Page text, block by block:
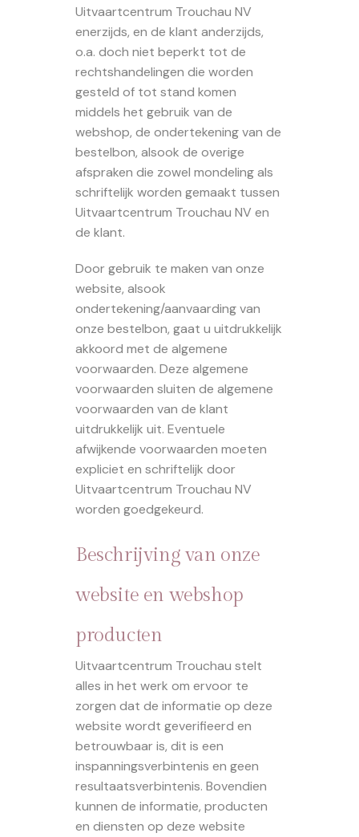
Uitvaartcentrum Trouchau NV
enerzijds, en de klant anderzijds,
o.a. doch niet beperkt tot de
rechtshandelingen die worden
gesteld of tot stand komen
middels het gebruik van de
webshop, de ondertekening van de
bestelbon, alsook de overige
afspraken die zowel mondeling als
schriftelijk worden gemaakt tussen
Uitvaartcentrum Trouchau NV en
de klant.
Door gebruik te maken van onze
website, alsook
ondertekening/aanvaarding van
onze bestelbon, gaat u uitdrukkelijk
akkoord met de algemene
voorwaarden. Deze algemene
voorwaarden sluiten de algemene
voorwaarden van de klant
uitdrukkelijk uit. Eventuele
afwijkende voorwaarden moeten
expliciet en schriftelijk door
Uitvaartcentrum Trouchau NV
worden goedgekeurd.
Beschrijving van onze
website en webshop
producten
Uitvaartcentrum Trouchau stelt
alles in het werk om ervoor te
zorgen dat de informatie op deze
website wordt geverifieerd en
betrouwbaar is, dit is een
inspanningsverbintenis en geen
resultaatsverbintenis. Bovendien
kunnen de informatie, producten
en diensten op deze website